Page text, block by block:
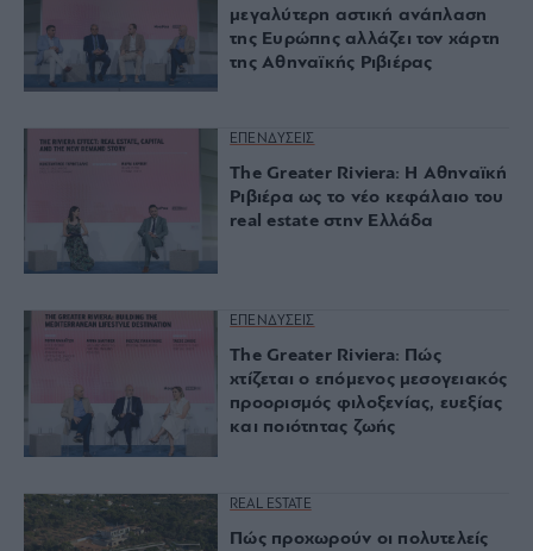
μεγαλύτερη αστική ανάπλαση
της Ευρώπης αλλάζει τον χάρτη
της Αθηναϊκής Ριβιέρας
ΕΠΕΝΔΥΣΕΙΣ
The Greater Riviera: Η Αθηναϊκή
Ριβιέρα ως το νέο κεφάλαιο του
real estate στην Ελλάδα
ΕΠΕΝΔΥΣΕΙΣ
The Greater Riviera: Πώς
χτίζεται ο επόμενος μεσογειακός
προορισμός φιλοξενίας, ευεξίας
και ποιότητας ζωής
REAL ESTATE
Πώς προχωρούν οι πολυτελείς